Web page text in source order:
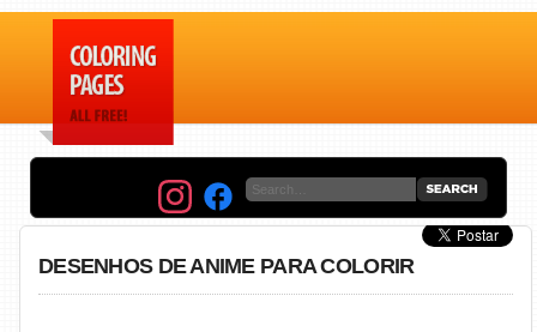
DESENHOS DE ANIME PARA COLORIR